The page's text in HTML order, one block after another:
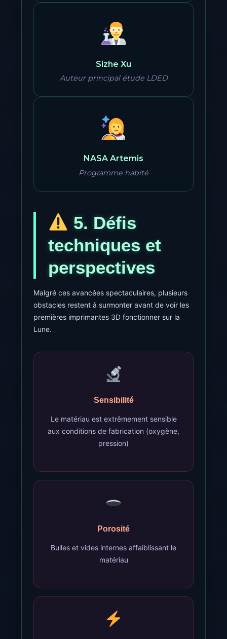
Sizhe Xu
Auteur principal étude LDED
NASA Artemis
Programme habité
5. Défis
techniques et
perspectives
Malgré ces avancées spectaculaires, plusieurs
obstacles restent à surmonter avant de voir les
premières imprimantes 3D fonctionner sur la
Lune.
Sensibilité
Le matériau est extrêmement sensible
aux conditions de fabrication (oxygène,
pression)
Porosité
Bulles et vides internes affaiblissant le
matériau